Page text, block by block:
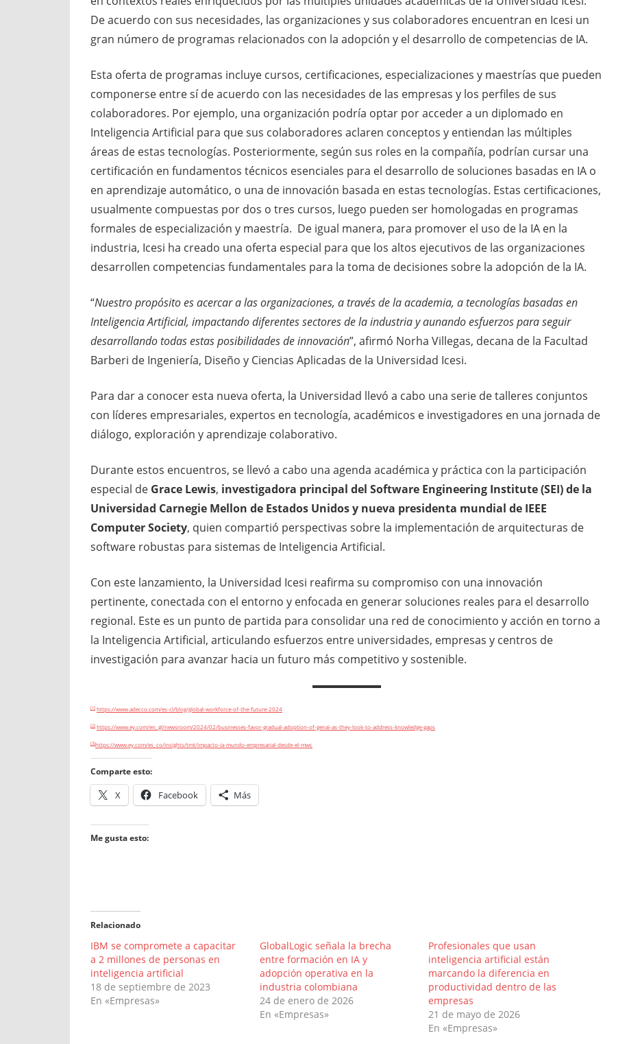
De acuerdo con sus necesidades, las organizaciones y sus colaboradores encuentran en Icesi un
gran número de programas relacionados con la adopción y el desarrollo de competencias de IA.
Esta oferta de programas incluye cursos, certificaciones, especializaciones y maestrías que pueden
componerse entre sí de acuerdo con las necesidades de las empresas y los perfiles de sus
colaboradores. Por ejemplo, una organización podría optar por acceder a un diplomado en
Inteligencia Artificial para que sus colaboradores aclaren conceptos y entiendan las múltiples
áreas de estas tecnologías. Posteriormente, según sus roles en la compañía, podrían cursar una
certificación en fundamentos técnicos esenciales para el desarrollo de soluciones basadas en IA o
en aprendizaje automático, o una de innovación basada en estas tecnologías. Estas certificaciones,
usualmente compuestas por dos o tres cursos, luego pueden ser homologadas en programas
formales de especialización y maestría. De igual manera, para promover el uso de la IA en la
industria, Icesi ha creado una oferta especial para que los altos ejecutivos de las organizaciones
desarrollen competencias fundamentales para la toma de decisiones sobre la adopción de la IA.
“Nuestro propósito es acercar a las organizaciones, a través de la academia, a tecnologías basadas en
Inteligencia Artificial, impactando diferentes sectores de la industria y aunando esfuerzos para seguir
desarrollando todas estas posibilidades de innovación”, afirmó Norha Villegas, decana de la Facultad
Barberi de Ingeniería, Diseño y Ciencias Aplicadas de la Universidad Icesi.
Para dar a conocer esta nueva oferta, la Universidad llevó a cabo una serie de talleres conjuntos
con líderes empresariales, expertos en tecnología, académicos e investigadores en una jornada de
diálogo, exploración y aprendizaje colaborativo.
Durante estos encuentros, se llevó a cabo una agenda académica y práctica con la participación
especial de Grace Lewis, investigadora principal del Software Engineering Institute (SEI) de la
Universidad Carnegie Mellon de Estados Unidos y nueva presidenta mundial de IEEE
Computer Society, quien compartió perspectivas sobre la implementación de arquitecturas de
software robustas para sistemas de Inteligencia Artificial.
Con este lanzamiento, la Universidad Icesi reafirma su compromiso con una innovación
pertinente, conectada con el entorno y enfocada en generar soluciones reales para el desarrollo
regional. Este es un punto de partida para consolidar una red de conocimiento y acción en torno a
la Inteligencia Artificial, articulando esfuerzos entre universidades, empresas y centros de
investigación para avanzar hacia un futuro más competitivo y sostenible.
[1] https://www.adecco.com/es-cl/blog/global-workforce-of-the-future-2024
[2] https://www.ey.com/en_gl/newsroom/2024/02/businesses-favor-gradual-adoption-of-genai-as-they-look-to-address-knowledge-gaps
[3]https://www.ey.com/es_co/insights/tmt/impacto-ia-mundo-empresarial-desde-el-mwc
Comparte esto:
X Facebook Más
Me gusta esto:
Relacionado
IBM se compromete a capacitar
a 2 millones de personas en
inteligencia artificial
18 de septiembre de 2023
En «Empresas»
GlobalLogic señala la brecha
entre formación en IA y
adopción operativa en la
industria colombiana
24 de enero de 2026
En «Empresas»
Profesionales que usan
inteligencia artificial están
marcando la diferencia en
productividad dentro de las
empresas
21 de mayo de 2026
En «Empresas»